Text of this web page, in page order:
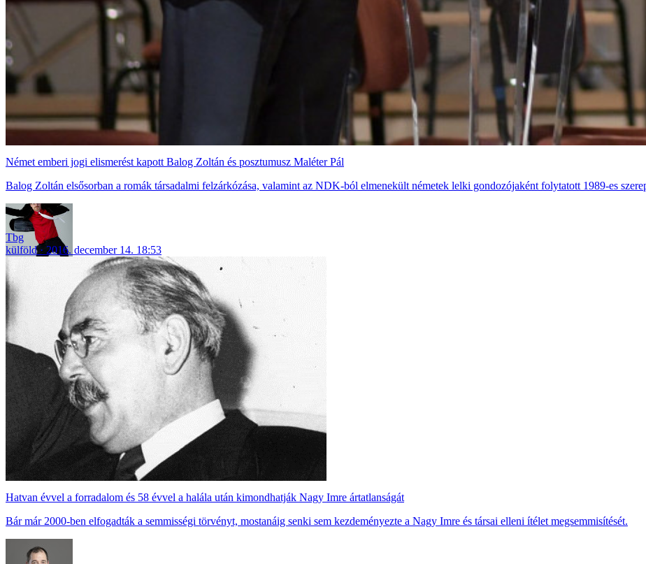
Német emberi jogi elismerést kapott Balog Zoltán és posztumusz Maléter Pál
Balog Zoltán elsősorban a romák társadalmi felzárkózása, valamint az NDK-ból elmenekült németek lelki gondozójaként folytatott 1989-es
Tbg
külföld
2016. december 14. 18:53
Hatvan évvel a forradalom és 58 évvel a halála után kimondhatják Nagy Imre ártatlanságát
Bár már 2000-ben elfogadták a semmisségi törvényt, mostanáig senki sem kezdeményezte a Nagy Imre és társai elleni ítélet megsemmisítését.